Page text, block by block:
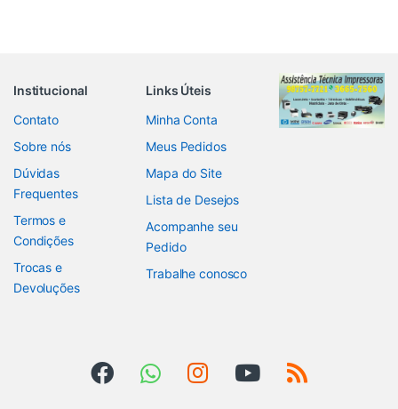
Institucional
Contato
Sobre nós
Dúvidas
Frequentes
Termos e
Condições
Trocas e
Devoluções
Links Úteis
Minha Conta
Meus Pedidos
Mapa do Site
Lista de Desejos
Acompanhe seu
Pedido
Trabalhe conosco